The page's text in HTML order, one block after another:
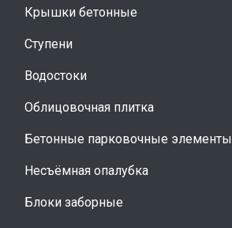
Крышки бетонные
Ступени
Водостоки
Облицовочная плитка
Бетонные парковочные элементы
Несъёмная опалубка
Блоки заборные